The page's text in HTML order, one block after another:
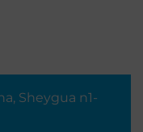
Sheygua n1-